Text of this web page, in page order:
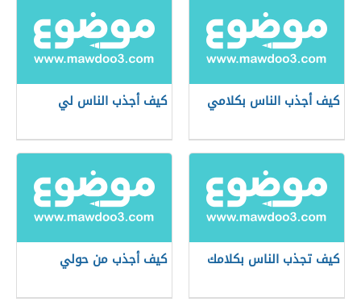
كيف أجذب الناس بكلامي كيف أجذب الناس لي
كيف تجذب الناس بكلامك كيف أجذب من حولي